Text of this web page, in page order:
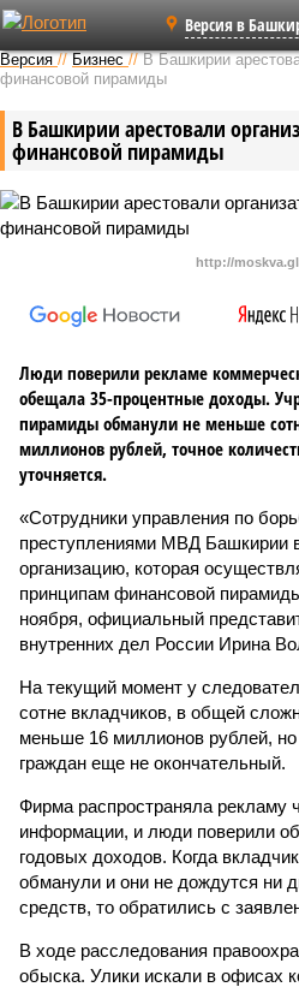
Версия в
Версия //Бизнес //В Башкирии
финансовой пирамиды
В Башкирии арестовали
финансовой пирамиды
http://
Люди поверили рекламе
обещала 35-процентные доходы.
пирамиды обманули не меньше
миллионов рублей, точное
уточняется.
«Сотрудники управления по
преступлениями МВД Башкирии
организацию, которая
принципам финансовой
ноября, официальный
внутренних дел России Ирина
На текущий момент у
сотне вкладчиков, в общей
меньше 16 миллионов рублей,
граждан еще не окончательный.
Фирма распространяла рекламу
информации, и люди поверили
годовых доходов. Когда
обманули и они не дождутся ни
средств, то обратились с
В ходе расследования
обыска. Улики искали в офисах